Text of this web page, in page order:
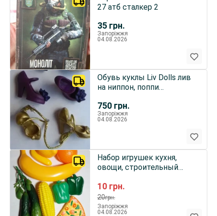
35 грн.
27 атб сталкер 2
Запоріжжя
04.08.2026
750 грн.
Обувь куклы Liv Dolls лив
на ниппон, поппи
коллекция
Запоріжжя
04.08.2026
10 грн.
20грн.
Набор игрушек кухня,
овощи, строительный
штук
Запоріжжя
04.08.2026